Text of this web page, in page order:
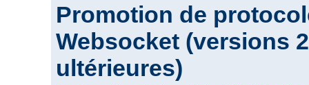
Promotion de
Websocket (versions
ultérieures)